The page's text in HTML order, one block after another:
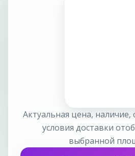
Актуальная цена,
условия доставки
выбранной